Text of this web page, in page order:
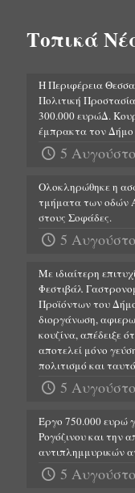
Τοπικά
Η Περιφέρεια
Πολιτική
300.000 ευρώΔ.
έμπρακτα τον
5
Ολοκληρώθηκε η
τμήματα των οδών
στους Σοφάδες.
5
Με ιδιαίτερη
Φεστιβάλ
Προϊόντων του
διοργάνωση,
κουζίνα, απέδειξε
αποτελεί μόνο
πολιτισμό και
5
Έργο 750.000 ευρώ
Ρογόζινου και την
αντιπλημμυρικών
5